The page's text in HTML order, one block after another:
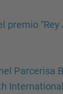
premio
Parcerisa